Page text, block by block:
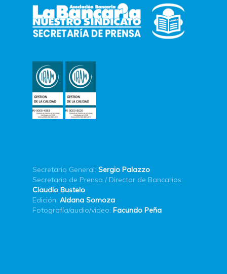
Secretario General: Sergio Palazzo
Secretario de Prensa / Director de Bancarios:
Claudio Bustelo
Edición: Aldana Somoza
Fotografía/audio/video: Facundo Peña